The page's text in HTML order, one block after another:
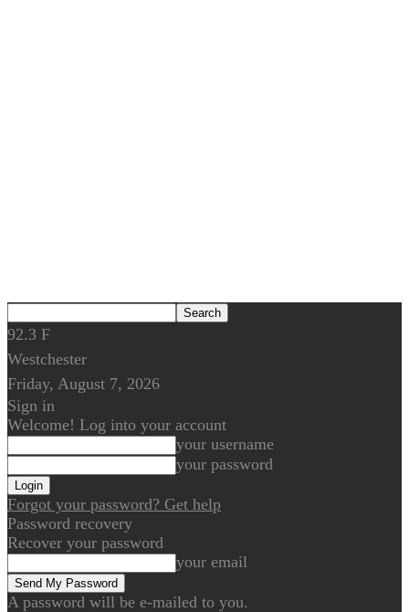
92.3 F
Westchester
Friday, August 7, 2026
Sign in
Welcome! Log into your account
your username
your password
Forgot your password? Get help
Password recovery
Recover your password
your email
A password will be e-mailed to you.